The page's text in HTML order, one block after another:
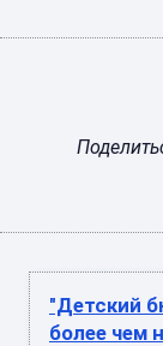
"Детский
более чем